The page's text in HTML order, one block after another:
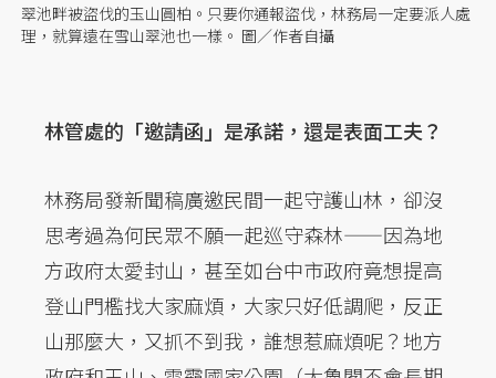
翠池畔被盜伐的玉山圓柏。只要你通報盜伐，林務局一定要派人處
理，就算遠在雪山翠池也一樣。 圖／作者自攝
林管處的「邀請函」是承諾，還是表面工夫？
林務局發新聞稿廣邀民間一起守護山林，卻沒
思考過為何民眾不願一起巡守森林——因為地
方政府太愛封山，甚至如台中市政府竟想提高
登山門檻找大家麻煩，大家只好低調爬，反正
山那麼大，又抓不到我，誰想惹麻煩呢？地方